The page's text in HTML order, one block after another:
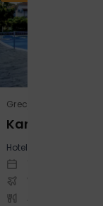
Grecja / Samos /
Kampos
Hotel:
Warszawa -